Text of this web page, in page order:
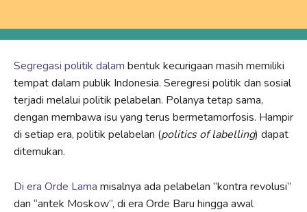
Segregasi politik dalam bentuk kecurigaan masih memiliki
tempat dalam publik Indonesia. Seregresi politik dan sosial
terjadi melalui politik pelabelan. Polanya tetap sama,
dengan membawa isu yang terus bermetamorfosis. Hampir
di setiap era, politik pelabelan (politics of labelling) dapat
ditemukan.
Di era Orde Lama misalnya ada pelabelan “kontra revolusi”
dan “antek Moskow”, di era Orde Baru hingga awal